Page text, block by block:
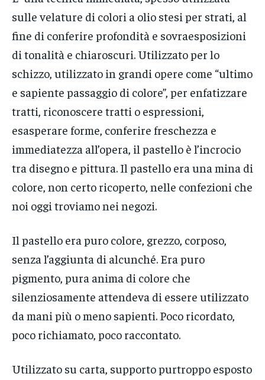
sulle velature di colori a olio stesi per strati, al
fine di conferire profondità e sovraesposizioni
di tonalità e chiaroscuri. Utilizzato per lo
schizzo, utilizzato in grandi opere come “ultimo
e sapiente passaggio di colore”, per enfatizzare
tratti, riconoscere tratti o espressioni,
esasperare forme, conferire freschezza e
immediatezza all’opera, il pastello è l’incrocio
tra disegno e pittura. Il pastello era una mina di
colore, non certo ricoperto, nelle confezioni che
noi oggi troviamo nei negozi.
Il pastello era puro colore, grezzo, corposo,
senza l’aggiunta di alcunché. Era puro
pigmento, pura anima di colore che
silenziosamente attendeva di essere utilizzato
da mani più o meno sapienti. Poco ricordato,
poco richiamato, poco raccontato.
Utilizzato su carta, supporto purtroppo esposto